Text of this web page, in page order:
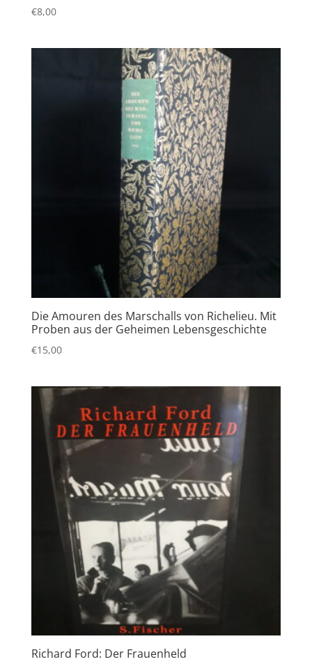
€8,00
Die Amouren des Marschalls von Richelieu. Mit
Proben aus der Geheimen Lebensgeschichte
€15,00
Richard Ford: Der Frauenheld